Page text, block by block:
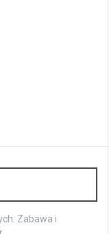
Zabawa i